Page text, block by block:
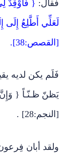
فقال: { فَأَوْقِدْ
لَعَلِّي أَطَّلِعُ إِلَى
[القصص:38].
فَلَم يكن لديه
يَظنّ ظـنّـاً {
[النجم:28] .
ولقد أبان